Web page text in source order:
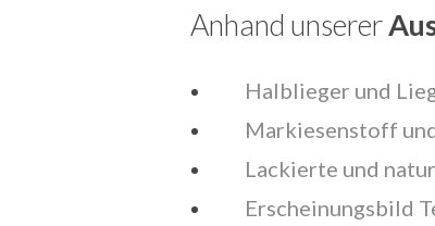
Anhand unserer
Halblieger und
Markiesenstoff
Lackierte und
Erscheinungsbild